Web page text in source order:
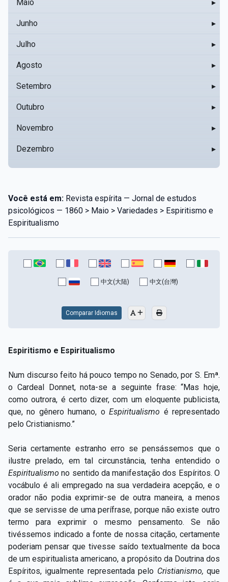
Maio ▸
Junho ▸
Julho ▸
Agosto ▸
Setembro ▸
Outubro ▸
Novembro ▸
Dezembro ▸
Você está em: Revista espírita — Jornal de estudos
psicológicos — 1860 > Maio > Variedades > Espiritismo e
Espiritualismo
中文(大陆) 中文(台灣)
Comparar Idiomas
Espiritismo e Espiritualismo
Num discurso feito há pouco tempo no Senado, por S. Emª.
o Cardeal Donnet, nota-se a seguinte frase: “Mas hoje,
como outrora, é certo dizer, com um eloquente publicista,
que, no gênero humano, oEspiritualismo é representado
pelo Cristianismo.”
Seria certamente estranho erro se pensássemos que o
ilustre prelado, em tal circunstância, tenha entendido o
Espiritualismono sentido da manifestação dos Espíritos. O
vocábulo é ali empregado na sua verdadeira acepção, e o
orador não podia exprimir-se de outra maneira, a menos
que se servisse de uma perífrase, porque não existe outro
termo para exprimir o mesmo pensamento. Se não
tivéssemos indicado a fonte de nossa citação, certamente
poderiam pensar que tivesse saído textualmente da boca
de um espiritualista americano, a propósito da Doutrina dos
Espíritos, igualmente representada pelo Cristianismo,que